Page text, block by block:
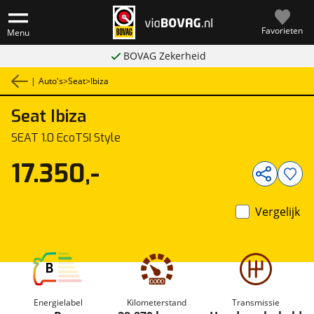
Menu Favorieten
BOVAG Zekerheid
| Auto's>Seat>Ibiza
Seat Ibiza
SEAT 1.0 EcoTSI Style
B
Energielabel Kilometerstand Transmissie
17.350,-
Vergelijk